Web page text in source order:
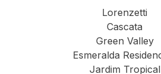
Lorenzetti
Cascata
Green Valley
Esmeralda
Jardim Tropical